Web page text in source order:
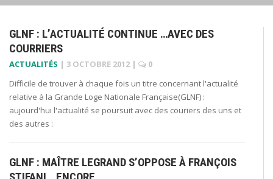
GLNF : L’ACTUALITÉ CONTINUE …AVEC DES
COURRIERS
ACTUALITÉS | 3 OCTOBRE 2012 |
0
Difficile de trouver à chaque fois un titre concernant l'actualité
relative à la Grande Loge Nationale Française(GLNF) :
aujourd'hui l'actualité se poursuit avec des couriers des uns et
des autres :
GLNF : MAÎTRE LEGRAND S’OPPOSE À FRANÇOIS